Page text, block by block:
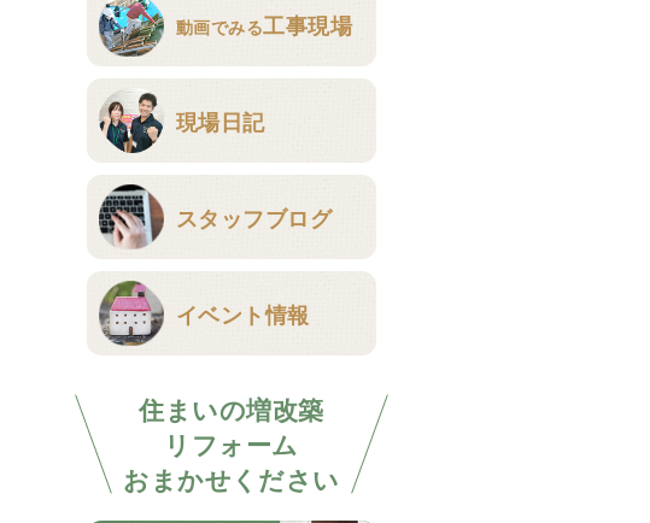
動画でみる工事現場
現場日記
スタッフブログ
イベント情報
住まいの増改築
リフォーム
おまかせください